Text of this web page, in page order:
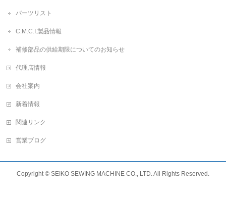
パーツリスト
C.M.C.I.製品情報
補修部品の供給期限についてのお知らせ
代理店情報
会社案内
新着情報
関連リンク
営業ブログ
Copyright © SEIKO SEWING MACHINE CO., LTD.All Rights Reserved.